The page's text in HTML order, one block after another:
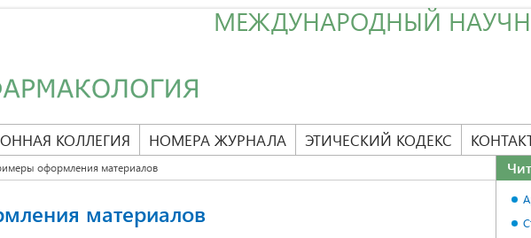
МЕЖДУНАРОДНЫЙ
КОЛЛЕГИЯ НОМЕРА ЖУРНАЛА ЭТИЧЕСКИЙ КОДЕКС
оформления материалов
материалов